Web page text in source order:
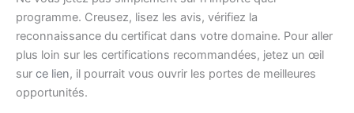
programme. Creusez, lisez les avis, vérifiez la
reconnaissance du certificat dans votre domaine. Pour aller
plus loin sur les certifications recommandées, jetez un œil
sur ce lien, il pourrait vous ouvrir les portes de meilleures
opportunités.